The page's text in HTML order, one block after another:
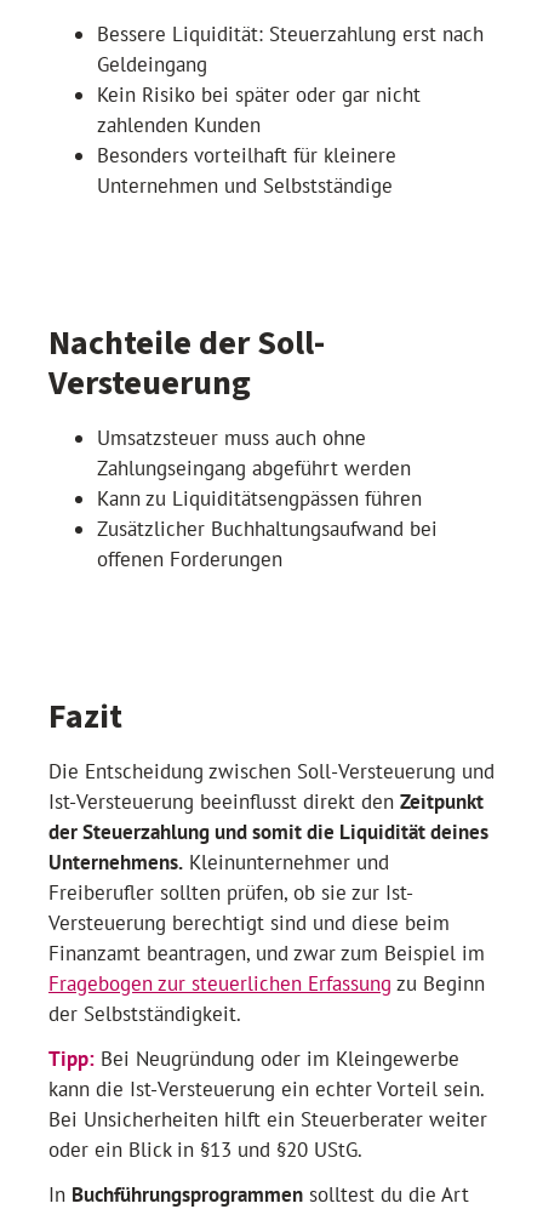
Bessere Liquidität: Steuerzahlung erst nach
Geldeingang
Kein Risiko bei später oder gar nicht
zahlenden Kunden
Besonders vorteilhaft für kleinere
Unternehmen und Selbstständige
Nachteile der Soll-
Versteuerung
Umsatzsteuer muss auch ohne
Zahlungseingang abgeführt werden
Kann zu Liquiditätsengpässen führen
Zusätzlicher Buchhaltungsaufwand bei
offenen Forderungen
Fazit
Die Entscheidung zwischen Soll-Versteuerung und
Ist-Versteuerung beeinflusst direkt den Zeitpunkt
der Steuerzahlung und somit die Liquidität deines
Unternehmens. Kleinunternehmer und
Freiberufler sollten prüfen, ob sie zur Ist-
Versteuerung berechtigt sind und diese beim
Finanzamt beantragen, und zwar zum Beispiel im
Fragebogen zur steuerlichen Erfassung zu Beginn
der Selbstständigkeit.
Tipp: Bei Neugründung oder im Kleingewerbe
kann die Ist-Versteuerung ein echter Vorteil sein.
Bei Unsicherheiten hilft ein Steuerberater weiter
oder ein Blick in §13 und §20 UStG.
In Buchführungsprogrammen solltest du die Art